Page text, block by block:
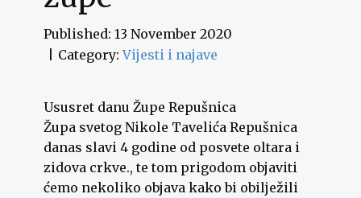
Published: 13 November 2020
Category:Vijesti i najave
Ususret danu Župe Repušnica
Župa svetog Nikole Tavelića Repušnica
danas slavi 4 godine od posvete oltara i
zidova crkve., te tom prigodom objaviti
ćemo nekoliko objava kako bi obilježili